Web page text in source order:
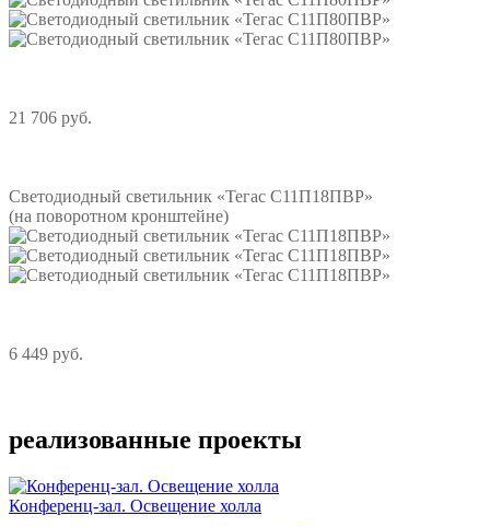
21 706 руб.
Светодиодный светильник «Тегас С11П18ПВР»
(на поворотном кронштейне)
6 449 руб.
реализованные проекты
Конференц-зал. Освещение холла